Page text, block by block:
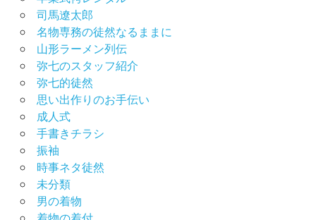
司馬遼太郎
名物専務の徒然なるままに
山形ラーメン列伝
弥七のスタッフ紹介
弥七的徒然
思い出作りのお手伝い
成人式
手書きチラシ
振袖
時事ネタ徒然
未分類
男の着物
着物の着付